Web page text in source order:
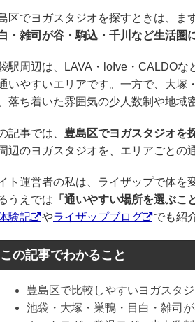
区でヨガスタジオを探すときは、ま
・雑司が谷・駒込・千川など生活圏
駅周辺は、LAVA・loIve・CALDO
いやすいエリアです。一方で、大塚
落ち着いた雰囲気の少人数制や地域
記事では、 豊島区でヨガスタジオを
辺のヨガスタジオを、エリアごとの
ト運営者の私は、ライザップで体を
うえでは 「通いやすい場所を選ぶこ
験記
やライザップブログ でも紹
この記事でわかること
豊島区で比較しやすいヨガスタ
池袋・大塚・巣鴨・目白・雑司